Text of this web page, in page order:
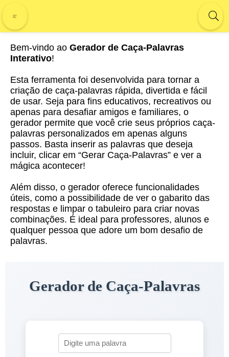
Bem-vindo ao Gerador de Caça-Palavras
Interativo!
Esta ferramenta foi desenvolvida para tornar a
criação de caça-palavras rápida, divertida e fácil
de usar. Seja para fins educativos, recreativos ou
apenas para desafiar amigos e familiares, o
gerador permite que você crie seus próprios caça-
palavras personalizados em apenas alguns
passos. Basta inserir as palavras que deseja
incluir, clicar em “Gerar Caça-Palavras” e ver a
mágica acontecer!
Além disso, o gerador oferece funcionalidades
úteis, como a possibilidade de ver o gabarito das
respostas e limpar o tabuleiro para criar novas
combinações. É ideal para professores, alunos e
qualquer pessoa que adore um bom desafio de
palavras.
Gerador de Caça-Palavras